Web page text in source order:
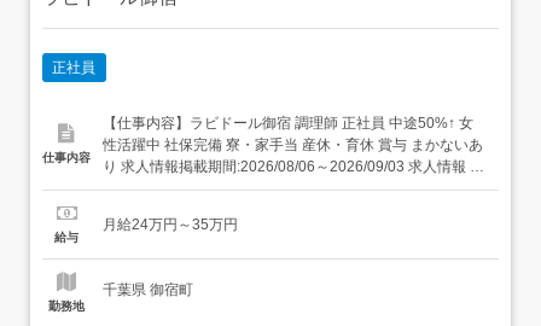
正社員
仕事内容
【仕事内容】ラビドール御宿 調理師 正社員 中途50%↑ 女
性活躍中 社保完備 寮・家⼿当 産休・育休 賞与 まかないあ
り 求人情報掲載期間:2026/08/06～2026/09/03 求人情報 店
舗の特徴 昇給・賞与・社宅・122日休の集団調理 住 所 千
り徒歩24分 URL ...
給与
月給24万円～35万円
勤務地
千葉県 御宿町